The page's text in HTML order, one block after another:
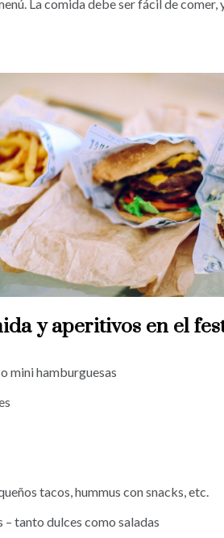
La comida debe ser fácil de comer,
y aperitivos en el
mini hamburguesas
tacos, hummus con snacks, etc.
– tanto dulces como saladas